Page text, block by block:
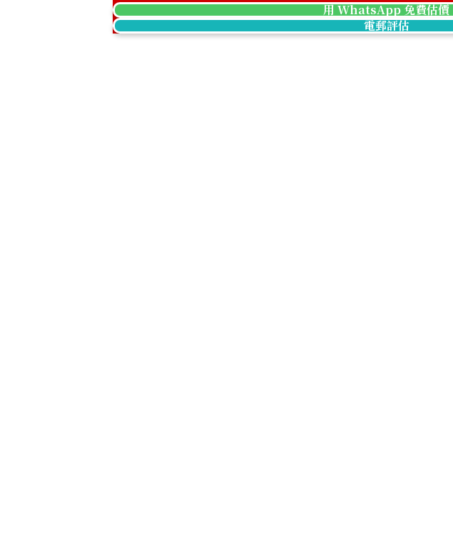
用 WhatsApp 免費估價
電郵評估